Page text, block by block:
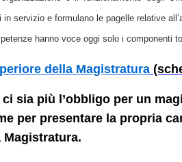
servizio e formulano le pagelle relative
hanno voce oggi solo i componenti
della Magistratura
sia più l’obbligo per un
per presentare la propria